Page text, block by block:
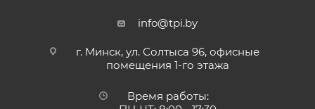
info@tpi.by
г. Минск, ул. Солтыса 96, офисные
помещения 1-го этажа
Время работы: